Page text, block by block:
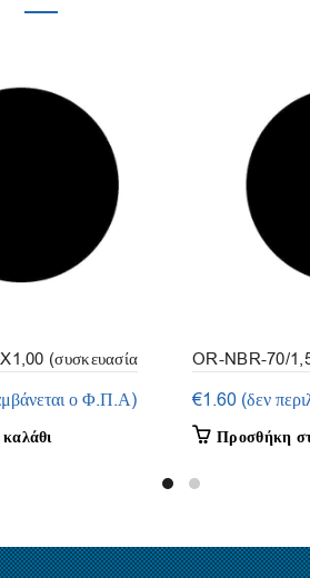
(συσκευασία
ο Φ.Π.Α)
OR-NBR-70/
50τμ.)
€1.60 (δεν
Προσθήκη